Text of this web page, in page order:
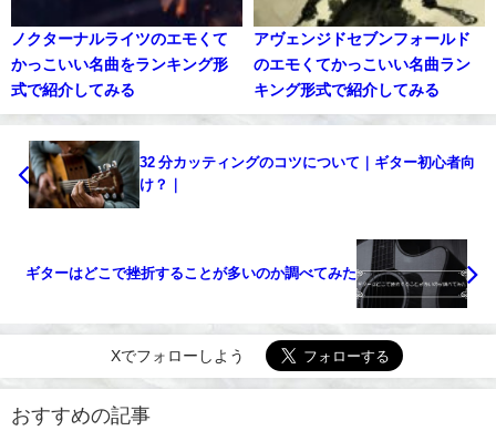
ノクターナルライツのエモくて
かっこいい名曲をランキング形
式で紹介してみる
アヴェンジドセブンフォールド
のエモくてかっこいい名曲ラン
キング形式で紹介してみる
32 分カッティングのコツについて｜ギター初心者向
け？｜
ギターはどこで挫折することが多いのか調べてみた
Xでフォローしよう
おすすめの記事